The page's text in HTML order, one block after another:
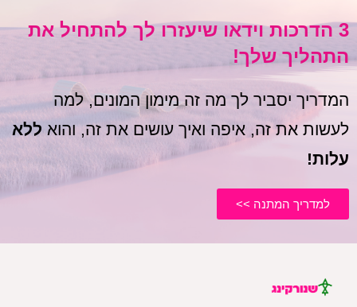
3 הדרכות וידאו שיעזרו לך להתחיל את
התהליך שלך!
המדריך יסביר לך מה זה מימון המונים, למה
לעשות את זה, איפה ואיך עושים את זה, והוא ללא
עלות!
למדריך המתנה >>